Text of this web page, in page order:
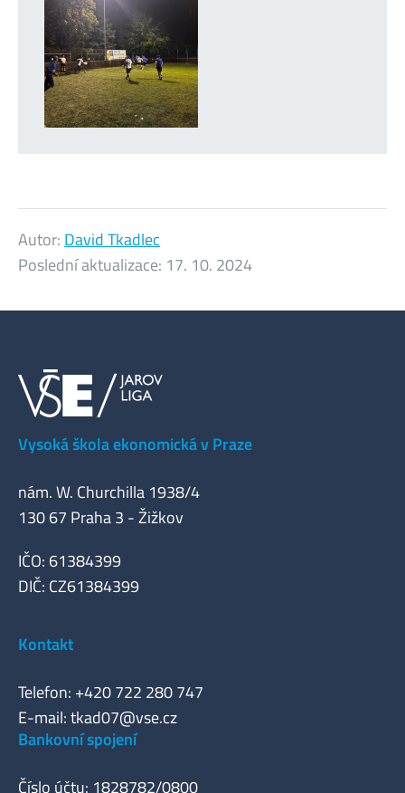
Autor: David Tkadlec
Poslední aktualizace: 17. 10. 2024
Vysoká škola ekonomická v Praze
nám. W. Churchilla 1938/4
130 67 Praha 3 - Žižkov
IČO: 61384399
DIČ: CZ61384399
Kontakt
Telefon: +420 722 280 747
E-mail:tkad07@vse.cz
Bankovní spojení
Číslo účtu: 1828782/0800